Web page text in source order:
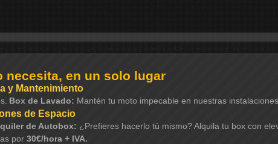
necesita, en un solo lugar
y Mantenimiento
Box de Lavado: Mantén tu moto impecable en nuestras
de Espacio
de Autobox: ¿Prefieres hacerlo tú mismo? Alquila tu box con
por30€/hora + IVA.